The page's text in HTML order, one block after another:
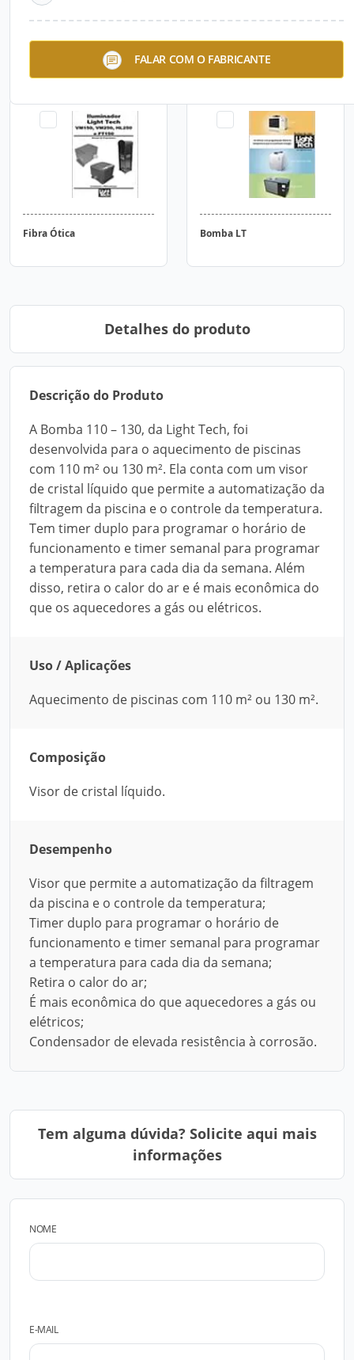
FALAR COM O FABRICANTE
Light tech
Fibra Ótica Bomba LT
Detalhes do produto
Descrição do Produto
A Bomba 110 – 130, da Light Tech, foi
desenvolvida para o aquecimento de piscinas
com 110 m² ou 130 m². Ela conta com um visor
de cristal líquido que permite a automatização da
filtragem da piscina e o controle da temperatura.
Tem timer duplo para programar o horário de
funcionamento e timer semanal para programar
a temperatura para cada dia da semana. Além
disso, retira o calor do ar e é mais econômica do
que os aquecedores a gás ou elétricos.
Uso / Aplicações
Aquecimento de piscinas com 110 m² ou 130 m².
Composição
Visor de cristal líquido.
Desempenho
Visor que permite a automatização da filtragem
da piscina e o controle da temperatura;
Timer duplo para programar o horário de
funcionamento e timer semanal para programar
a temperatura para cada dia da semana;
Retira o calor do ar;
É mais econômica do que aquecedores a gás ou
elétricos;
Condensador de elevada resistência à corrosão.
Tem alguma dúvida? Solicite aqui mais
informações
NOME
E-MAIL